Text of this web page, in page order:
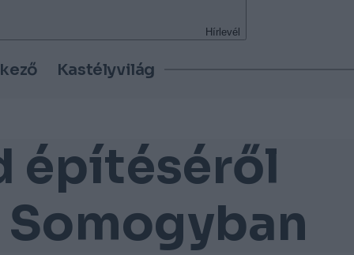
Hírlevél
Kastélyvilág
építéséről